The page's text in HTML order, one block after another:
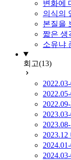
변화에
의식의
본질을
짧은 생
소유냐
회고(13)